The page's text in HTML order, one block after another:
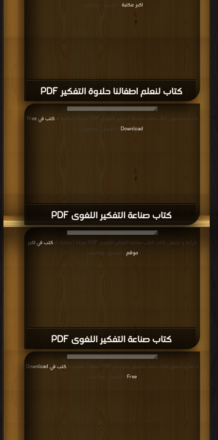
كتاب لنعلم اطفالنا حلاوة التفكير PDF
اكبر مكتبة
| التحميل : مرة/مرات
كتاب صناعة التفكير اللغوى PDF
قراءة و تحميل كتاب كتاب صناعة التفكير اللغوى PDF مجانا | مكتبة >
كتب في Free
Download | التحميل : مرة/مرات
كتاب صناعة التفكير اللغوى PDF
قراءة و تحميل كتاب كتاب صناعة التفكير اللغوى PDF مجانا | مكتبة >
كتب في اكبر
موقع
| التحميل : مرة/مرات
قراءة و تحميل كتاب كتاب التفكير والإبداع PDF مجانا | مكتبة >
كتب في Download
Free
| التحميل : مرة/مرات